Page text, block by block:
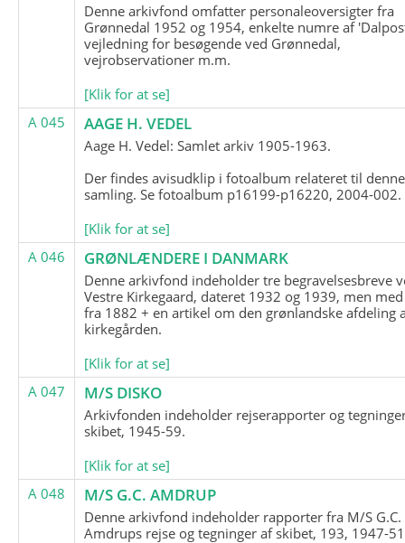
Denne arkivfond omfatter personaleoversigter fra
Grønnedal 1952 og 1954, enkelte numre af
vejledning for besøgende ved Grønnedal,
vejrobservationer m.m.
[Klik for at se]
A 045
AAGE H. VEDEL
Aage H. Vedel: Samlet arkiv 1905-1963.
Der findes avisudklip i fotoalbum relateret til denne
samling. Se fotoalbum p16199-p16220, 2004-002.
[Klik for at se]
A 046
GRØNLÆNDERE I DANMARK
Denne arkivfond indeholder tre begravelsesbreve
Vestre Kirkegaard, dateret 1932 og 1939, men
fra 1882 + en artikel om den grønlandske afdeling
kirkegården.
[Klik for at se]
A 047
M/S DISKO
Arkivfonden indeholder rejserapporter og
skibet, 1945-59.
[Klik for at se]
A 048
M/S G.C. AMDRUP
Denne arkivfond indeholder rapporter fra M/S G.C.
Amdrups rejse og tegninger af skibet, 193, 1947-